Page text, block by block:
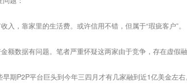
，靠家里的生活费。或许信用不错，但属于“瑕疵客户”。
数据有问题。笔者严重怀疑这两家由于竞争，存在虚假融
P2P平台巨头到今年三四月才有几家融到近1亿美金左